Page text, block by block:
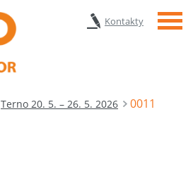
Kontakty Menu
Terno 20. 5. – 26. 5. 2026 0011